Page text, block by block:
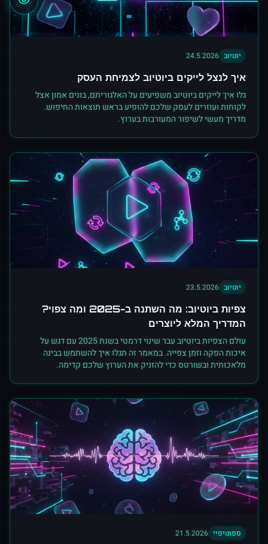
יוטיוב 24.5.2026
איך לנצל לייקים ביוטיוב לצמיחת העסק
גלו איך לייקים ביוטיוב משפיעים על האלגוריתם, בונים אמון אצל
לקוחות ועוזרים לעסק שלכם להופיע בראש תוצאות החיפוש.
מדריך מעשי לשיפור המעורבות בערוץ.
יוטיוב 23.5.2026
צפיות ביוטיוב: מה השתנה ב-2025 ומה צפוי?
המדריך המלא ליוצרים
עולם הצפיות ביוטיוב עבר שינוי דרמטי בשנת 2025 עם דגש על
איכות הפקה וזמן צפייה. במאמר זה תגלו איך להשתמש בבינה
מלאכותית ובשורטס כדי להזניק את הערוץ שלכם קדימה.
ספוטיפיי 21.5.2026